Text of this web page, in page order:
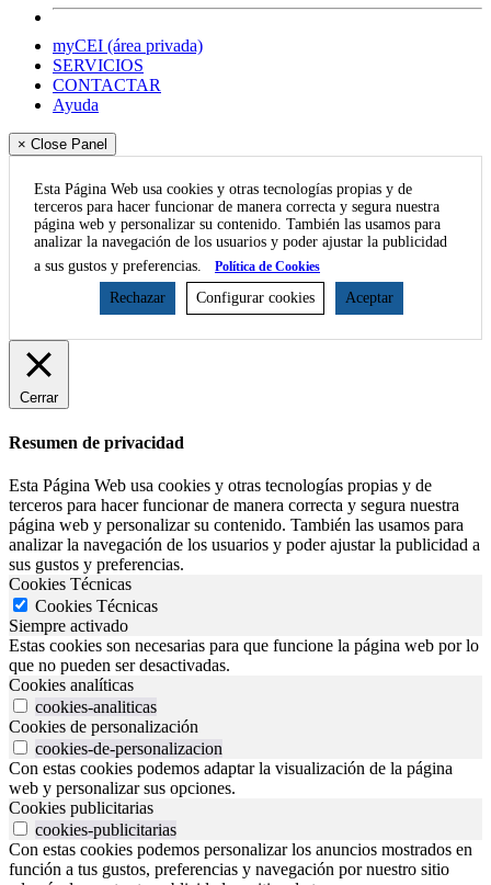
myCEI (área privada)
SERVICIOS
CONTACTAR
Ayuda
× Close Panel
Esta Página Web usa cookies y otras tecnologías propias y de
terceros para hacer funcionar de manera correcta y segura nuestra
página web y personalizar su contenido. También las usamos para
analizar la navegación de los usuarios y poder ajustar la publicidad
a sus gustos y preferencias.
Política de Cookies
Rechazar Configurar cookies Aceptar
Cerrar
Resumen de privacidad
Esta Página Web usa cookies y otras tecnologías propias y de
terceros para hacer funcionar de manera correcta y segura nuestra
página web y personalizar su contenido. También las usamos para
analizar la navegación de los usuarios y poder ajustar la publicidad a
sus gustos y preferencias.
Cookies Técnicas
Cookies Técnicas
Siempre activado
Estas cookies son necesarias para que funcione la página web por lo
que no pueden ser desactivadas.
Cookies analíticas
cookies-analiticas
Cookies de personalización
cookies-de-personalizacion
Con estas cookies podemos adaptar la visualización de la página
web y personalizar sus opciones.
Cookies publicitarias
cookies-publicitarias
Con estas cookies podemos personalizar los anuncios mostrados en
función a tus gustos, preferencias y navegación por nuestro sitio